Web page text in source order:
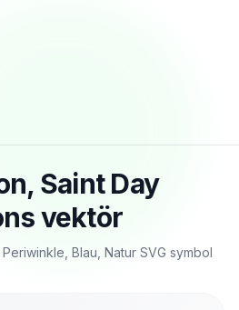
Saint Day
vektör
Periwinkle, Blau, Natur SVG symbol